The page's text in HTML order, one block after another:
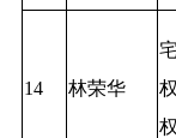
14 林荣华
权